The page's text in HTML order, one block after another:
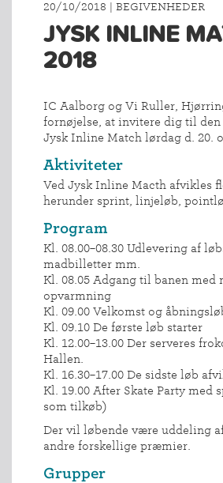
20/10/2018 | BEGIVENHEDER
JYSK INLINE
2018
IC Aalborg og Vi Ruller,
fornøjelse, at invitere dig til den
Jysk Inline Match lørdag d. 20.
Aktiviteter
Ved Jysk Inline Macth afvikles
herunder sprint, linjeløb,
Program
Kl. 08.00–08.30 Udlevering af
madbilletter mm.
Kl. 08.05 Adgang til banen med
opvarmning
Kl. 09.00 Velkomst og
Kl. 09.10 De første løb starter
Kl. 12.00–13.00 Der serveres
Hallen.
Kl. 16.30–17.00 De sidste løb
Kl. 19.00 After Skate Party med
som tilkøb)
Der vil løbende være uddeling
andre forskellige præmier.
Grupper